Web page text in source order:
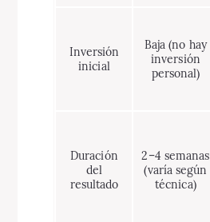
Inversión
inicial
Baja (no hay
inversión
personal)
Duración
del
resultado
2–4 semanas
(varía según
técnica)